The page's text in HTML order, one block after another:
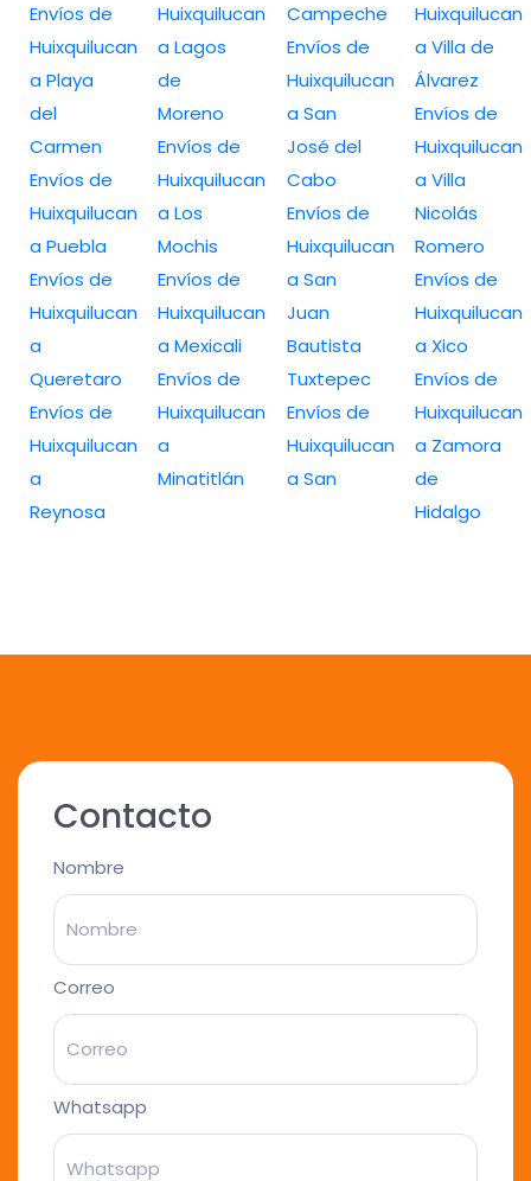
Envíos de
Huixquilucan
a Playa
del
Carmen
Envíos de
Huixquilucan
a Puebla
Envíos de
Huixquilucan
a
Queretaro
Envíos de
Huixquilucan
a
Reynosa
Huixquilucan
a Lagos
de
Moreno
Envíos de
Huixquilucan
a Los
Mochis
Envíos de
Huixquilucan
a Mexicali
Envíos de
Huixquilucan
a
Minatitlán
Campeche
Envíos de
Huixquilucan
a San
José del
Cabo
Envíos de
Huixquilucan
a San
Juan
Bautista
Tuxtepec
Envíos de
Huixquilucan
a San
Huixquilucan
a Villa de
Álvarez
Envíos de
Huixquilucan
a Villa
Nicolás
Romero
Envíos de
Huixquilucan
a Xico
Envíos de
Huixquilucan
a Zamora
de
Hidalgo
Contacto
Nombre
Correo
Whatsapp